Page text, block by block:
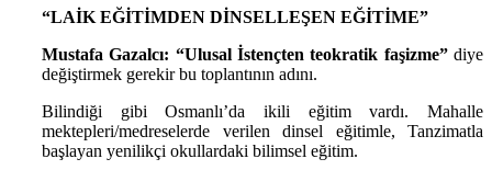
“LAİK EĞİTİMDEN DİNSELLEŞEN EĞİTİME”
Mustafa Gazalcı: “Ulusal İstençten teokratik faşizme”diye
değiştirmek gerekir bu toplantının adını.
Bilindiği gibi Osmanlı’da ikili eğitim vardı. Mahalle
mektepleri/medreselerde verilen dinsel eğitimle, Tanzimatla
başlayan yenilikçi okullardaki bilimsel eğitim.